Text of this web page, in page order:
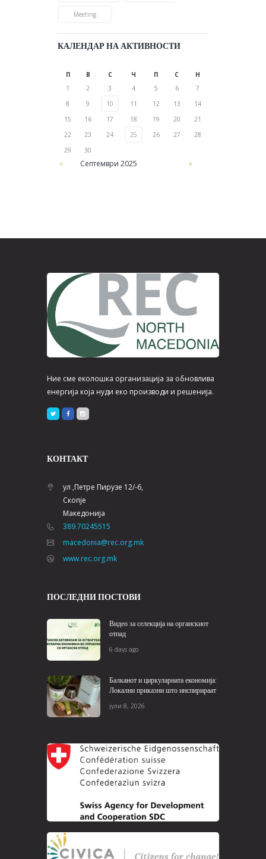
Meeting
КАЛЕНДАР НА АКТИВНОСТИ
П В С Ч П С Н
Септември 2025
1 2 3 4 5 6
7
8
9 10 11 12 13
14
15
16 17 18 19 20
21
22
23 24 25 26 27
28
29
30
Ние сме еколошка организација за обновлива
енергија која нуди еко производи и решенија.
КОНТАКТ
ул ,Петре Пирузе 12/-6,
Скопје
Македонија
389.70245515
macedonia@rec.org.mk
www.rec.org.mk
ПОСЛЕДНИ ПОСТОВИ
Видео за селекција на органскиот
отпад
6 days ago
Балканот и циркуларната економија:
Локални приказни што инспирираат
јули 8, 2026